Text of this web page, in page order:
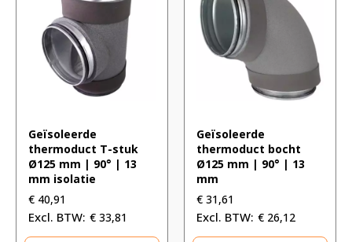
Geïsoleerde
thermoduct T-stuk
Ø125 mm | 90° | 13
mm isolatie
€ 40,91
€ 33,81
Geïsoleerde
thermoduct bocht
Ø125 mm | 90° | 13
mm
€ 31,61
€ 26,12